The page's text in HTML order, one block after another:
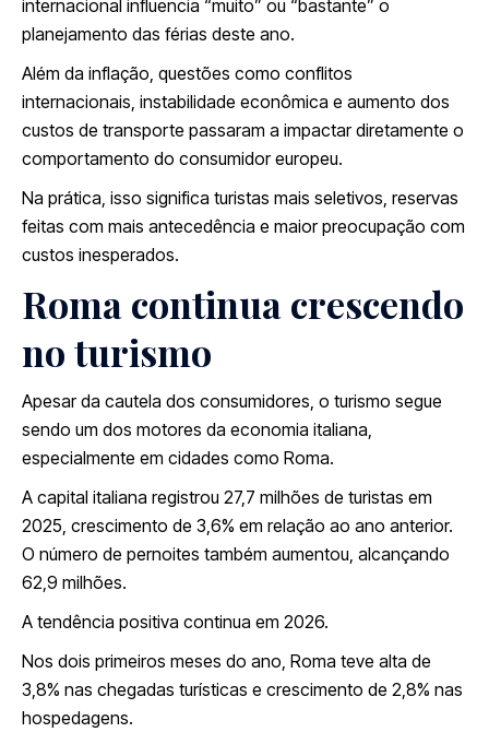
internacional influencia “muito” ou “bastante” o
planejamento das férias deste ano.
Além da inflação, questões como conflitos
internacionais, instabilidade econômica e aumento dos
custos de transporte passaram a impactar diretamente o
comportamento do consumidor europeu.
Na prática, isso significa turistas mais seletivos, reservas
feitas com mais antecedência e maior preocupação com
custos inesperados.
Roma continua crescendo
no turismo
Apesar da cautela dos consumidores, o turismo segue
sendo um dos motores da economia italiana,
especialmente em cidades como Roma.
A capital italiana registrou 27,7 milhões de turistas em
2025, crescimento de 3,6% em relação ao ano anterior.
O número de pernoites também aumentou, alcançando
62,9 milhões.
A tendência positiva continua em 2026.
Nos dois primeiros meses do ano, Roma teve alta de
3,8% nas chegadas turísticas e crescimento de 2,8% nas
hospedagens.